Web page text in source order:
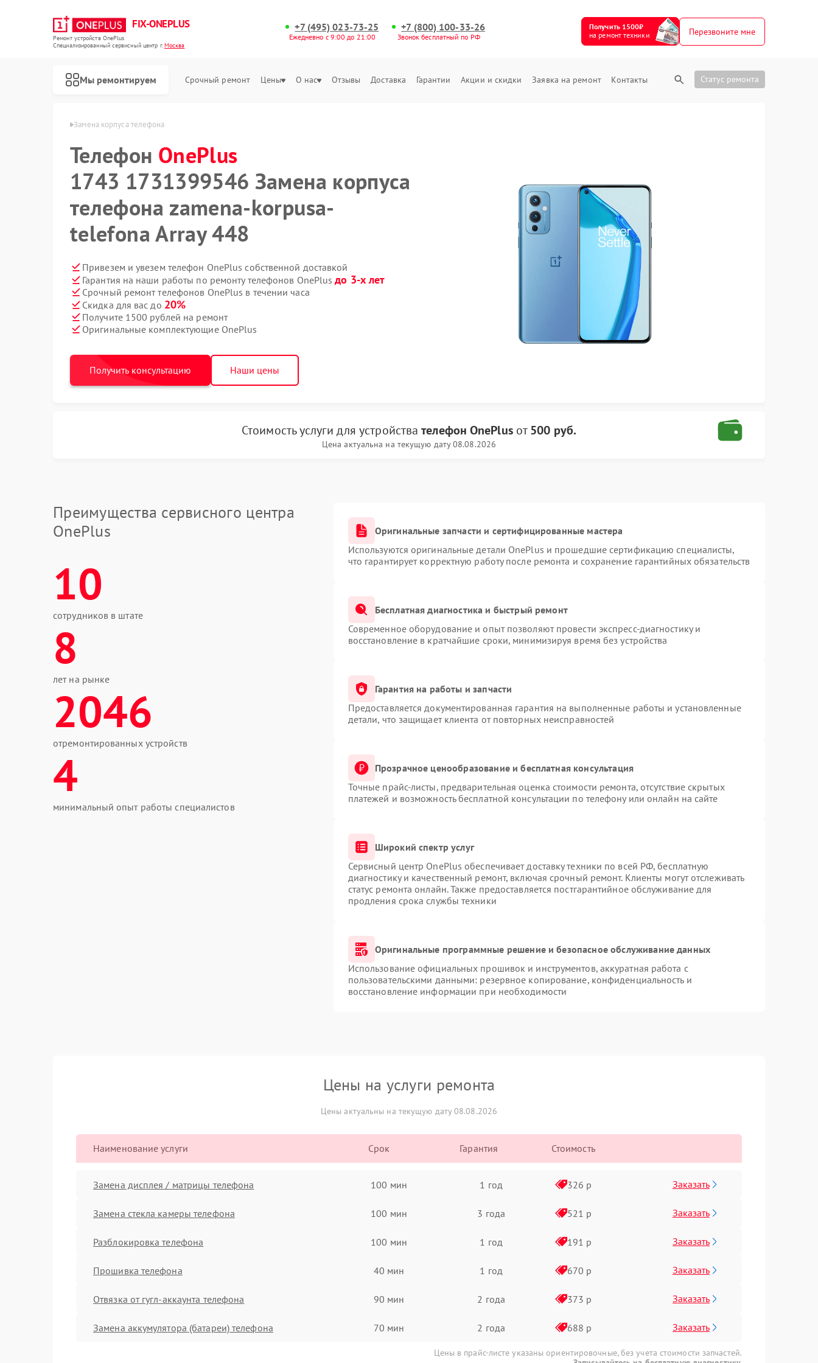
FIX-ONEPLUS
Ремонт устройств OnePlus
Специализированный cервисный центр г.Москва
+7 (495) 023-73-25
Ежедневно с 9:00 до 21:00
+7 (800) 100-33-26
Звонок бесплатный по РФ
Получить 1500₽
на ремонт техники
Перезвоните мне
Мы ремонтируем Срочный ремонт Цены О нас Отзывы Доставка Гарантии Акции и скидки Заявка на ремонт Контакты Статус ремонта
Телефон OnePlus Замена корпуса телефона
Телефон OnePlus
1743 1731399546 Замена корпуса
телефона zamena-korpusa-
telefona Array 448
Привезем и увезем телефон OnePlus собственной доставкой
Гарантия на наши работы по ремонту телефонов OnePlusдо 3-х лет
Срочный ремонт телефонов OnePlus в течении часа
Скидка для вас до 20%
Получите 1500 рублей на ремонт
Оригинальные комплектующие OnePlus
Получить консультацию Наши цены
Стоимость услуги для устройствателефон OnePlusот500 руб.
Цена актуальна на текущую дату 08.08.2026
Преимущества сервисного центра
OnePlus
10
сотрудников в штате
8
лет на рынке
2046
отремонтированных устройств
4
минимальный опыт работы специалистов
Оригинальные запчасти и сертифицированные мастера
Используются оригинальные детали OnePlus и прошедшие сертификацию специалисты,
что гарантирует корректную работу после ремонта и сохранение гарантийных обязательств
Бесплатная диагностика и быстрый ремонт
Современное оборудование и опыт позволяют провести экспресс-диагностику и
восстановление в кратчайшие сроки, минимизируя время без устройства
Гарантия на работы и запчасти
Предоставляется документированная гарантия на выполненные работы и установленные
детали, что защищает клиента от повторных неисправностей
Прозрачное ценообразование и бесплатная консультация
Точные прайс-листы, предварительная оценка стоимости ремонта, отсутствие скрытых
платежей и возможность бесплатной консультации по телефону или онлайн на сайте
Широкий спектр услуг
Сервисный центр OnePlus обеспечивает доставку техники по всей РФ, бесплатную
диагностику и качественный ремонт, включая срочный ремонт. Клиенты могут отслеживать
статус ремонта онлайн. Также предоставляется постгарантийное обслуживание для
продления срока службы техники
Оригинальные программные решение и безопасное обслуживание данных
Использование официальных прошивок и инструментов, аккуратная работа с
пользовательскими данными: резервное копирование, конфиденциальность и
восстановление информации при необходимости
Цены на услуги ремонта
Цены актуальны на текущую дату 08.08.2026
Наименование услуги Срок Гарантия Стоимость
Замена дисплея / матрицы телефона 100 мин 1 год 326 р Заказать
Замена стекла камеры телефона 100 мин 3 года 521 р Заказать
Разблокировка телефона 100 мин 1 год 191 р Заказать
Прошивка телефона 40 мин 1 год 670 р Заказать
Отвязка от гугл-аккаунта телефона 90 мин 2 года 373 р Заказать
Замена аккумулятора (батареи) телефона 70 мин 2 года 688 р Заказать
Цены в прайс-листе указаны ориентировочные, без учета стоимости запчастей.